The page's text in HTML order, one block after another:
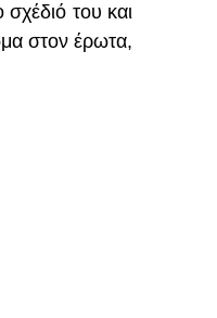
του και
στον έρωτα,